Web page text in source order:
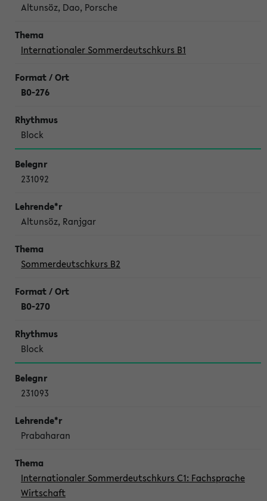
Altunsöz, Dao, Porsche
Internationaler Sommerdeutschkurs B1
B0-276
Block
231092
Altunsöz, Ranjgar
Sommerdeutschkurs B2
B0-270
Block
231093
Prabaharan
Internationaler Sommerdeutschkurs C1: Fachsprache
Wirtschaft